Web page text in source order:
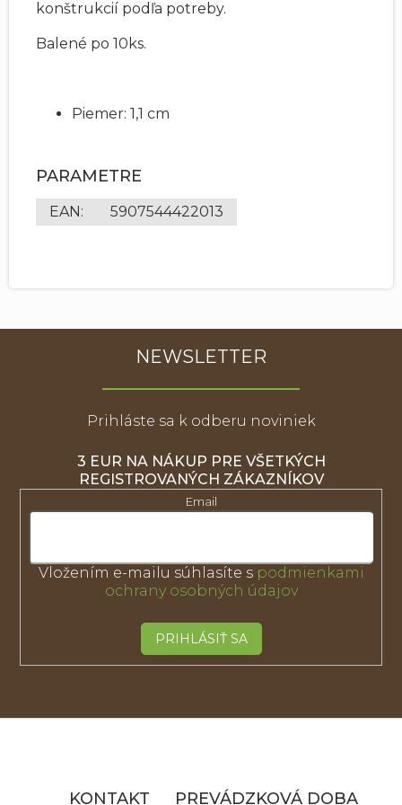
konštrukcií podľa potreby.
Balené po 10ks.
Piemer: 1,1 cm
PARAMETRE
EAN: 5907544422013
NEWSLETTER
Prihláste sa k odberu noviniek
3 EUR NA NÁKUP PRE VŠETKÝCH
REGISTROVANÝCH ZÁKAZNÍKOV
Email
Vložením e-mailu súhlasíte s podmienkami
ochrany osobných údajov
PRIHLÁSIŤ SA
KONTAKT PREVÁDZKOVÁ DOBA